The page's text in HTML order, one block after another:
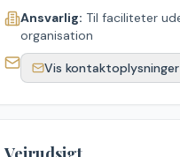
Ansvarlig: Til faciliteter
organisation
Vis kontaktoplysninger